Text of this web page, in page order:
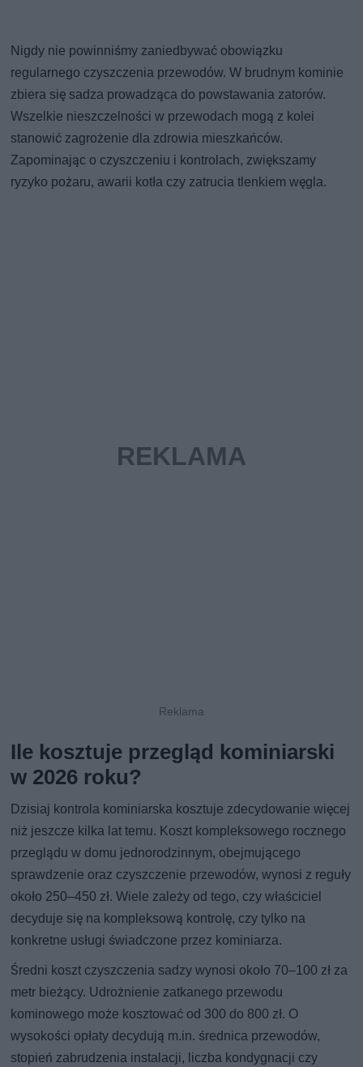
Nigdy nie powinniśmy zaniedbywać obowiązku
regularnego czyszczenia przewodów. W brudnym kominie
zbiera się sadza prowadząca do powstawania zatorów.
Wszelkie nieszczelności w przewodach mogą z kolei
stanowić zagrożenie dla zdrowia mieszkańców.
Zapominając o czyszczeniu i kontrolach, zwiększamy
ryzyko pożaru, awarii kotła czy zatrucia tlenkiem węgla.
Ile kosztuje przegląd kominiarski
w 2026 roku?
Dzisiaj kontrola kominiarska kosztuje zdecydowanie więcej
niż jeszcze kilka lat temu. Koszt kompleksowego rocznego
przeglądu w domu jednorodzinnym, obejmującego
sprawdzenie oraz czyszczenie przewodów, wynosi z reguły
około 250–450 zł. Wiele zależy od tego, czy właściciel
decyduje się na kompleksową kontrolę, czy tylko na
konkretne usługi świadczone przez kominiarza.
Średni koszt czyszczenia sadzy wynosi około 70–100 zł za
metr bieżący. Udrożnienie zatkanego przewodu
kominowego może kosztować od 300 do 800 zł. O
wysokości opłaty decydują m.in. średnica przewodów,
stopień zabrudzenia instalacji, liczba kondygnacji czy